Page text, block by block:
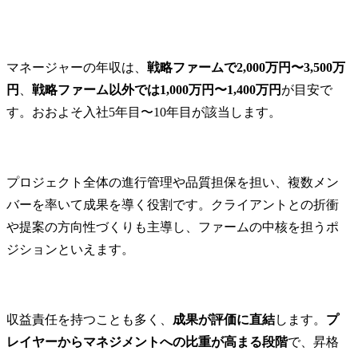
マネージャーの年収は、 戦略ファームで2,000万円〜3,500万
円
戦略ファーム以外では1,000万円〜1,400万円 が目安で
す。おおよそ入社5年目〜10年目が該当します。
プロジェクト全体の進行管理や品質担保を担い、複数メン
バーを率いて成果を導く役割です。クライアントとの折衝
や提案の方向性づくりも主導し、ファームの中核を担うポ
ジションといえます。
収益責任を持つことも多く、 成果が評価に直結します。 プ
レイヤーからマネジメントへの比重が高まる段階で、昇格